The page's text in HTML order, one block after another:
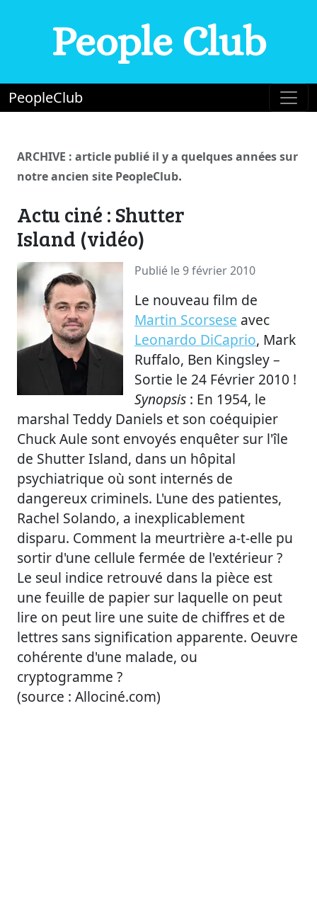
People Club
PeopleClub
ARCHIVE : article publié il y a quelques années sur
notre ancien site PeopleClub.
Actu ciné : Shutter
Island (vidéo)
Publié le 9 février 2010
Le nouveau film de
Martin Scorsese avec
Leonardo DiCaprio, Mark
Ruffalo, Ben Kingsley –
Sortie le 24 Février 2010 !
Synopsis : En 1954, le
marshal Teddy Daniels et son coéquipier
Chuck Aule sont envoyés enquêter sur l'île
de Shutter Island, dans un hôpital
psychiatrique où sont internés de
dangereux criminels. L'une des patientes,
Rachel Solando, a inexplicablement
disparu. Comment la meurtrière a-t-elle pu
sortir d'une cellule fermée de l'extérieur ?
Le seul indice retrouvé dans la pièce est
une feuille de papier sur laquelle on peut
lire on peut lire une suite de chiffres et de
lettres sans signification apparente. Oeuvre
cohérente d'une malade, ou
cryptogramme ?
(source : Allociné.com)